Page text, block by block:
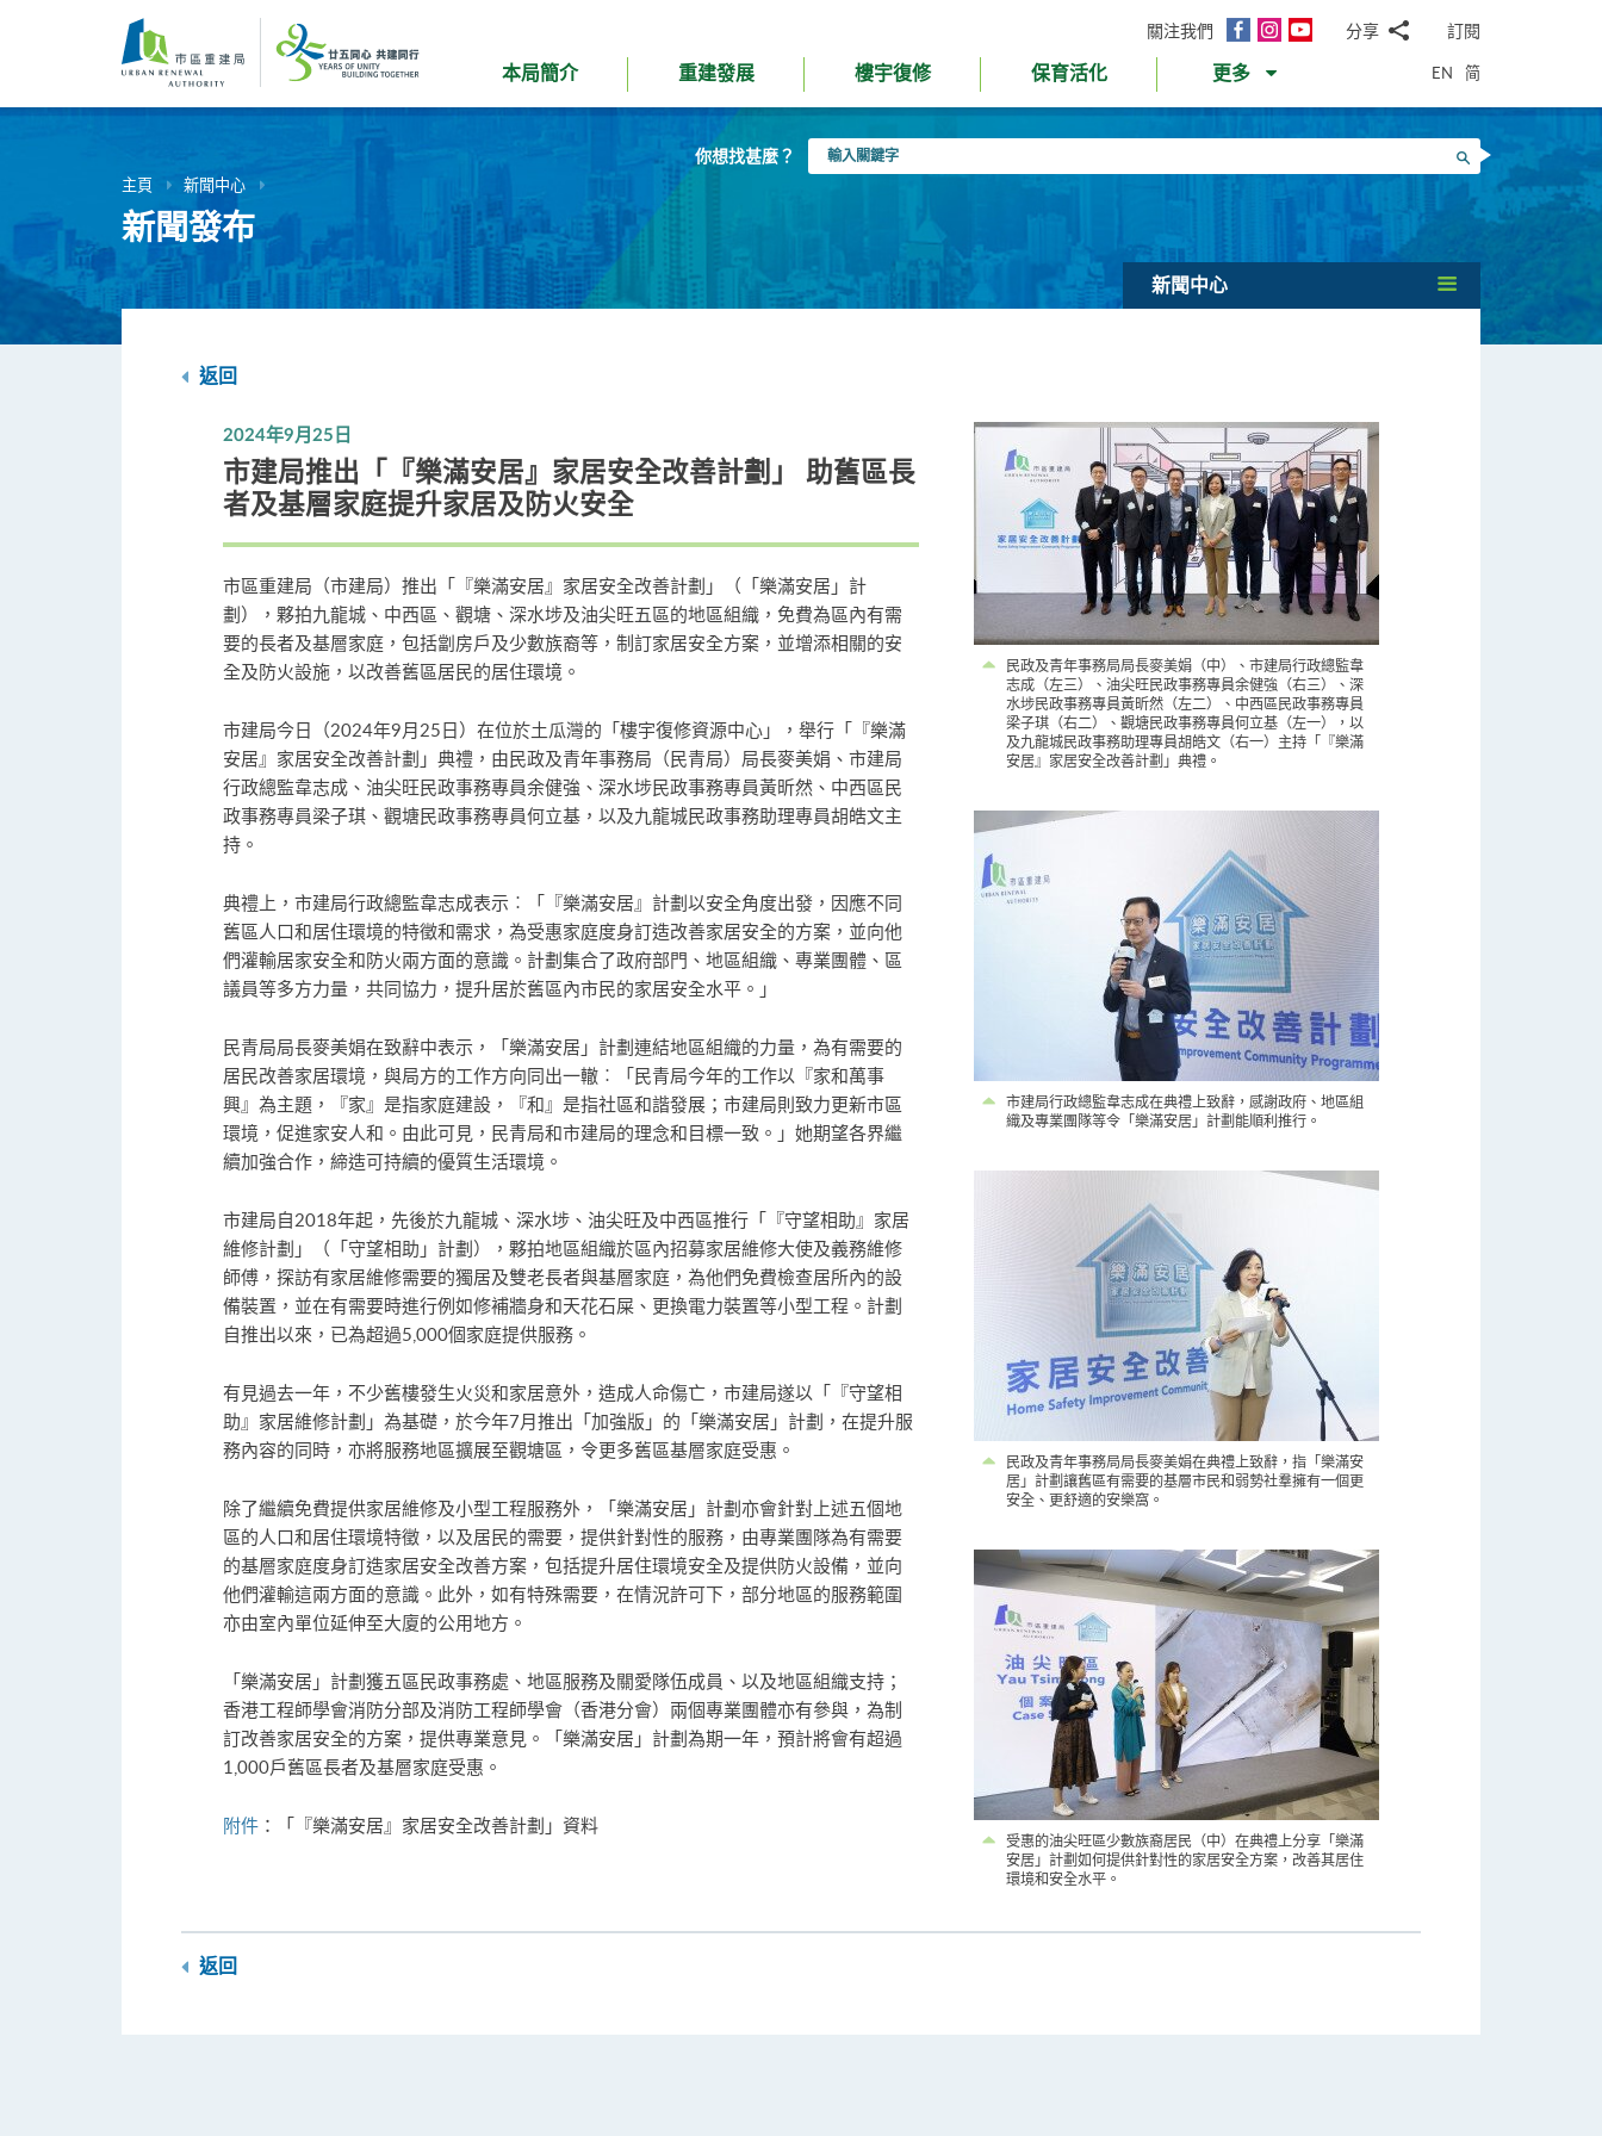
內
關注我們
面
InstagramYouTube分享
郵WhatsApp
微
信
面
書Twitter
LinkedIn
微
訂閱
本局簡介 重建發展 樓宇復修 保育活化 更多 EN 简
你想找甚麼？
入
搜尋
主頁 新聞中心
新聞發布
新聞中心
返回
民政及青年事務局局長麥美娟（中）、市建局行政總監韋
志成（左三）、油尖旺民政事務專員余健強（右三）、深
水埗民政事務專員黃昕然（左二）、中西區民政事務專員
梁子琪（右二）、觀塘民政事務專員何立基（左一），以
及九龍城民政事務助理專員胡皓文（右一）主持「『樂滿
安居』家居安全改善計劃」典禮。
市建局行政總監韋志成在典禮上致辭，感謝政府、地區組
織及專業團隊等令「樂滿安居」計劃能順利推行。
民政及青年事務局局長麥美娟在典禮上致辭，指「樂滿安
居」計劃讓舊區有需要的基層市民和弱勢社羣擁有一個更
安全、更舒適的安樂窩。
受惠的油尖旺區少數族裔居民（中）在典禮上分享「樂滿
安居」計劃如何提供針對性的家居安全方案，改善其居住
環境和安全水平。
2024年9月25日
市建局推出「『樂滿安居』家居安全改善計劃」 助舊區長
者及基層家庭提升家居及防火安全
市區重建局（市建局）推出「『樂滿安居』家居安全改善計劃」（「樂滿安居」計
劃），夥拍九龍城、中西區、觀塘、深水埗及油尖旺五區的地區組織，免費為區內有需
要的長者及基層家庭，包括劏房戶及少數族裔等，制訂家居安全方案，並增添相關的安
全及防火設施，以改善舊區居民的居住環境。
市建局今日（2024年9月25日）在位於土瓜灣的「樓宇復修資源中心」，舉行「『樂滿
安居』家居安全改善計劃」典禮，由民政及青年事務局（民青局）局長麥美娟、市建局
行政總監韋志成、油尖旺民政事務專員余健強、深水埗民政事務專員黃昕然、中西區民
政事務專員梁子琪、觀塘民政事務專員何立基，以及九龍城民政事務助理專員胡皓文主
持。
典禮上，市建局行政總監韋志成表示︰「『樂滿安居』計劃以安全角度出發，因應不同
舊區人口和居住環境的特徵和需求，為受惠家庭度身訂造改善家居安全的方案，並向他
們灌輸居家安全和防火兩方面的意識。計劃集合了政府部門、地區組織、專業團體、區
議員等多方力量，共同協力，提升居於舊區內市民的家居安全水平。」
民青局局長麥美娟在致辭中表示，「樂滿安居」計劃連結地區組織的力量，為有需要的
居民改善家居環境，與局方的工作方向同出一轍︰「民青局今年的工作以『家和萬事
興』為主題，『家』是指家庭建設，『和』是指社區和諧發展；市建局則致力更新市區
環境，促進家安人和。由此可見，民青局和市建局的理念和目標一致。」她期望各界繼
續加強合作，締造可持續的優質生活環境。
市建局自2018年起，先後於九龍城、深水埗、油尖旺及中西區推行「『守望相助』家居
維修計劃」（「守望相助」計劃），夥拍地區組織於區內招募家居維修大使及義務維修
師傅，探訪有家居維修需要的獨居及雙老長者與基層家庭，為他們免費檢查居所內的設
備裝置，並在有需要時進行例如修補牆身和天花石屎、更換電力裝置等小型工程。計劃
自推出以來，已為超過5,000個家庭提供服務。
有見過去一年，不少舊樓發生火災和家居意外，造成人命傷亡，市建局遂以「『守望相
助』家居維修計劃」為基礎，於今年7月推出「加強版」的「樂滿安居」計劃，在提升服
務內容的同時，亦將服務地區擴展至觀塘區，令更多舊區基層家庭受惠。
除了繼續免費提供家居維修及小型工程服務外，「樂滿安居」計劃亦會針對上述五個地
區的人口和居住環境特徵，以及居民的需要，提供針對性的服務，由專業團隊為有需要
的基層家庭度身訂造家居安全改善方案，包括提升居住環境安全及提供防火設備，並向
他們灌輸這兩方面的意識。此外，如有特殊需要，在情況許可下，部分地區的服務範圍
亦由室內單位延伸至大廈的公用地方。
「樂滿安居」計劃獲五區民政事務處、地區服務及關愛隊伍成員、以及地區組織支持；
香港工程師學會消防分部及消防工程師學會（香港分會）兩個專業團體亦有參與，為制
訂改善家居安全的方案，提供專業意見。「樂滿安居」計劃為期一年，預計將會有超過
1,000戶舊區長者及基層家庭受惠。
附件 ：「『樂滿安居』家居安全改善計劃」資料
返回